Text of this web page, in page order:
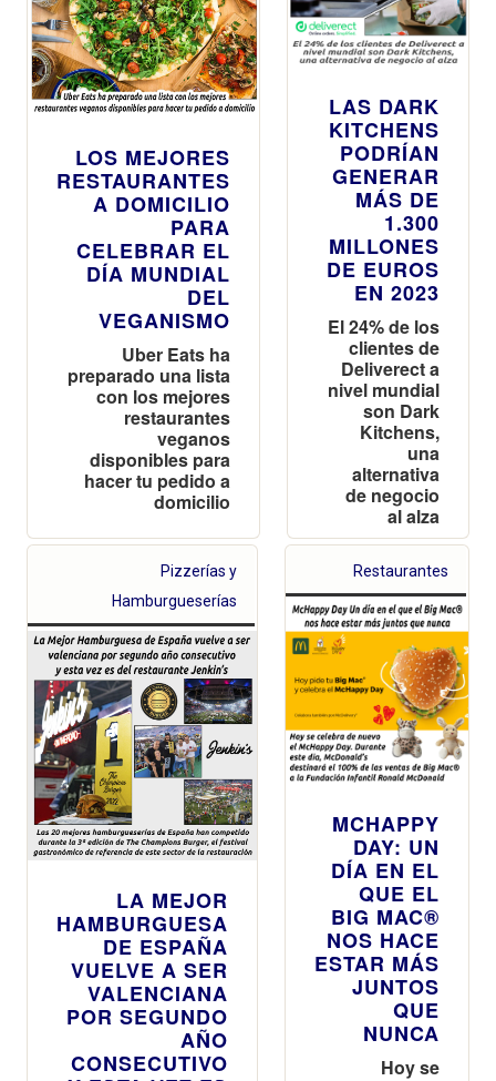
LOS MEJORES
RESTAURANTES
A DOMICILIO
PARA
CELEBRAR EL
DÍA MUNDIAL
DEL
VEGANISMO
Uber Eats ha
preparado una lista
con los mejores
restaurantes
veganos
disponibles para
hacer tu pedido a
domicilio
LAS DARK
KITCHENS
PODRÍAN
GENERAR
MÁS DE
1.300
MILLONES
DE EUROS
EN 2023
El 24% de los
clientes de
Deliverect a
nivel mundial
son Dark
Kitchens,
una
alternativa
de negocio
al alza
Pizzerías y
Hamburgueserías
LA MEJOR
HAMBURGUESA
DE ESPAÑA
VUELVE A SER
VALENCIANA
POR SEGUNDO
AÑO
CONSECUTIVO
Restaurantes
MCHAPPY
DAY: UN
DÍA EN EL
QUE EL
BIG MAC®
NOS HACE
ESTAR MÁS
JUNTOS
QUE
NUNCA
Hoy se